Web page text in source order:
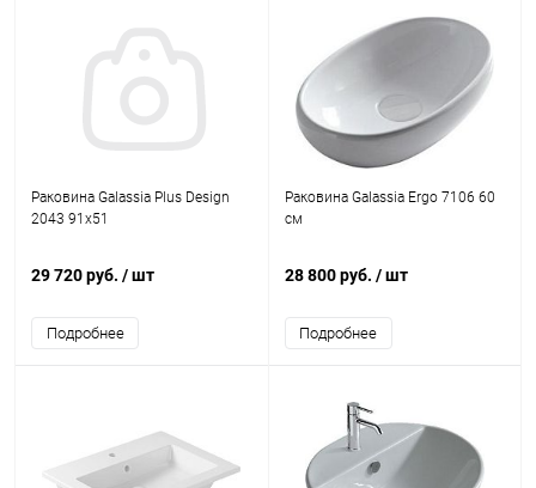
Раковина Galassia Plus Design
2043 91x51
29 720 руб. / шт
Подробнее
Раковина Galassia Ergo 7106 60
см
28 800 руб. / шт
Подробнее